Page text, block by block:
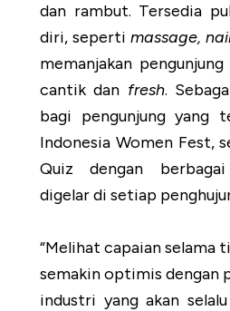
SUBSIDIARIES
dan rambut. Tersedia
diri, seperti massage,
memanjakan
cantik dan fresh.
bagi pengunjung yang
Indonesia Women Fest,
Quiz
dengan
digelar di setiap
“Melihat capaian selama
semakin optimis dengan
industri yang akan